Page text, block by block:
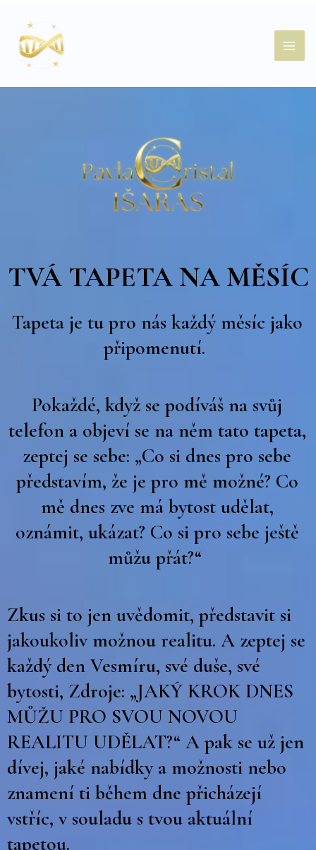
Přeskočit
obsah
TVÁ TAPETA NA MĚSÍC
Tapeta je tu pro nás každý měsíc jako
připomenutí.
Pokaždé, když se podíváš na svůj
telefon a objeví se na něm tato tapeta,
zeptej se sebe: „Co si dnes pro sebe
představím, že je pro mě možné? Co
mě dnes zve má bytost udělat,
oznámit, ukázat? Co si pro sebe ještě
můžu přát?“
Zkus si to jen uvědomit, představit si
jakoukoliv možnou realitu. A zeptej se
každý den Vesmíru, své duše, své
bytosti, Zdroje: „JAKÝ KROK DNES
MŮŽU PRO SVOU NOVOU
REALITU UDĚLAT?“ A pak se už jen
dívej, jaké nabídky a možnosti nebo
znamení ti během dne přicházejí
vstříc, v souladu s tvou aktuální
tapetou.